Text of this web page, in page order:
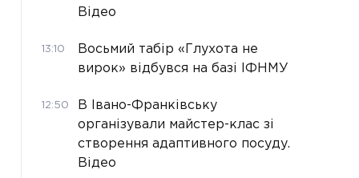
Відео
13:10
Восьмий табір «Глухота не
вирок» відбувся на базі ІФНМУ
12:50
В Івано-Франківську
організували майстер-клас зі
створення адаптивного посуду.
Відео